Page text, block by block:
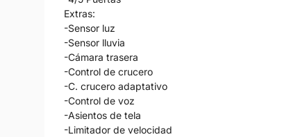
Extras:
-Sensor luz
-Sensor lluvia
-Cámara trasera
-Control de crucero
-C. crucero adaptativo
-Control de voz
-Asientos de tela
-Limitador de velocidad